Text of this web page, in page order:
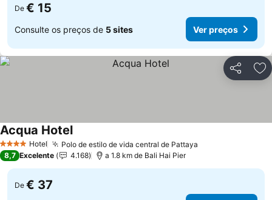
De € 15
Consulte os preços de 5 sites Ver preços
Partilhar
4 EstrelasHotel Polo de estilo de vida central de Pattaya
Acqua Hotel
8,7 Excelente 4.168 a 1.8 km de Bali Hai Pier
De € 37